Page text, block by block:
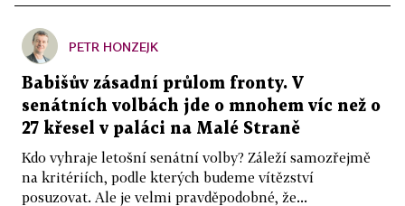
PETR HONZEJK
Babišův zásadní průlom fronty. V
senátních volbách jde o mnohem víc než o
27 křesel v paláci na Malé Straně
Kdo vyhraje letošní senátní volby? Záleží samozřejmě
na kritériích, podle kterých budeme vítězství
posuzovat. Ale je velmi pravděpodobné, že...